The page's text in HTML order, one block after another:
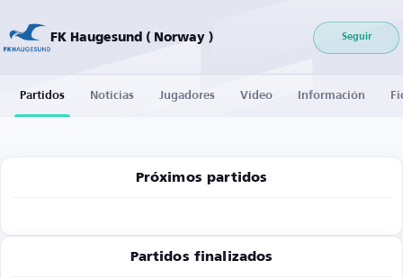
FK Haugesund ( Norway ) Seguir
Partidos Noticias Jugadores Vídeo Información
Próximos partidos
Partidos finalizados